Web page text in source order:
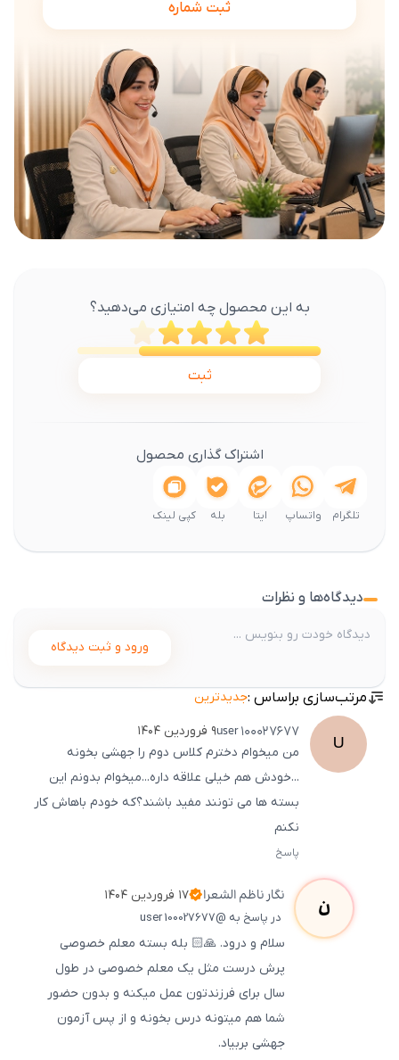
ثبت شماره
به این محصول چه امتیازی می‌دهید؟
ثبت
اشتراک گذاری محصول
تلگرام واتساپ ایتا بله کپی لینک
دیدگاه‌ها و نظرات
ورود و ثبت دیدگاه
مرتب‌سازی براساس :جدیدترین
U
user100027677
۹ فروردین ۱۴۰۴
من میخوام دخترم کلاس دوم را جهشی بخونه
...خودش هم خیلی علاقه داره...میخوام بدونم این
بسته ها می تونند مفید باشند؟که خودم باهاش کار
نکنم
پاسخ
ن نگارناظم الشعرا ۱۷ فروردین ۱۴۰۴
در پاسخ به @user 100027677
سلام و درود. 🙏🏻 بله بسته معلم خصوصی
پرش درست مثل یک معلم خصوصی در طول
سال برای فرزندتون عمل میکنه و بدون حضور
شما هم میتونه درس بخونه و از پس آزمون
جهشی بربیاد.